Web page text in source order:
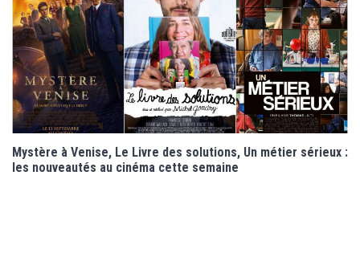
Mystère à Venise, Le Livre des solutions, Un métier sérieux :
les nouveautés au cinéma cette semaine